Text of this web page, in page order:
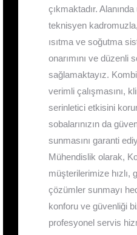
çıkmaktadır.
teknisyen
ısıtma ve soğutma
onarımını ve düzenli
sağlamaktayız.
verimli çalışmasını,
serinletici etkisini
sobalarınızın da
sunmasını garanti
Mühendislik olarak,
müşterilerimize hızlı,
çözümler sunmayı
konforu ve güvenliği
profesyonel servis